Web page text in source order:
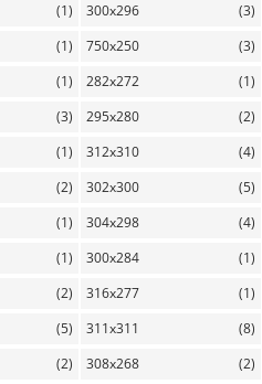
(1) 300x296 (3)
(1) 750x250 (3)
(1) 282x272 (1)
(3) 295x280 (2)
(1) 312x310 (4)
(2) 302x300 (5)
(1) 304x298 (4)
(1) 300x284 (1)
(2) 316x277 (1)
(5) 311x311 (8)
(2) 308x268 (2)